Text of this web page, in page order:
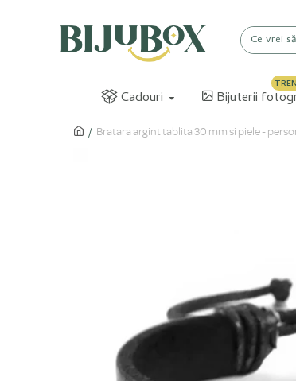
Cadouri Bijuterii
Bratara argint tablita 30 mm si piele -